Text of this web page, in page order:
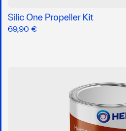
Silic One Propeller Kit
69,90 €